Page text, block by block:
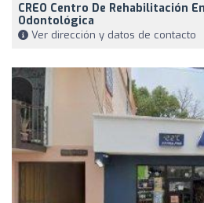
CREO Centro De Rehabilitación
Odontológica
Ver dirección y datos de contacto